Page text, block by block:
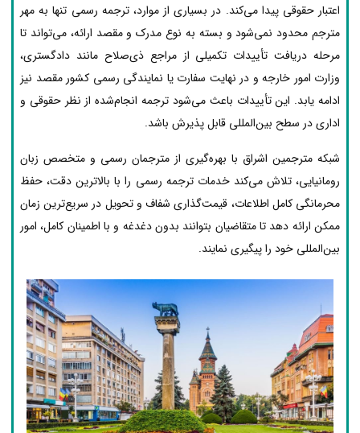
اعتبار حقوقی پیدا می‌کند. در بسیاری از موارد، ترجمه رسمی تنها به مهر
مترجم محدود نمی‌شود و بسته به نوع مدرک و مقصد ارائه، می‌تواند تا
مرحله دریافت تأییدات تکمیلی از مراجع ذی‌صلاح مانند دادگستری،
وزارت امور خارجه و در نهایت سفارت یا نمایندگی رسمی کشور مقصد نیز
ادامه یابد. این تأییدات باعث می‌شود ترجمه انجام‌شده از نظر حقوقی و
اداری در سطح بین‌المللی قابل پذیرش باشد.
شبکه مترجمین اشراق با بهره‌گیری از مترجمان رسمی و متخصص زبان
رومانیایی، تلاش می‌کند خدمات ترجمه رسمی را با بالاترین دقت، حفظ
محرمانگی کامل اطلاعات، قیمت‌گذاری شفاف و تحویل در سریع‌ترین زمان
ممکن ارائه دهد تا متقاضیان بتوانند بدون دغدغه و با اطمینان کامل، امور
بین‌المللی خود را پیگیری نمایند.